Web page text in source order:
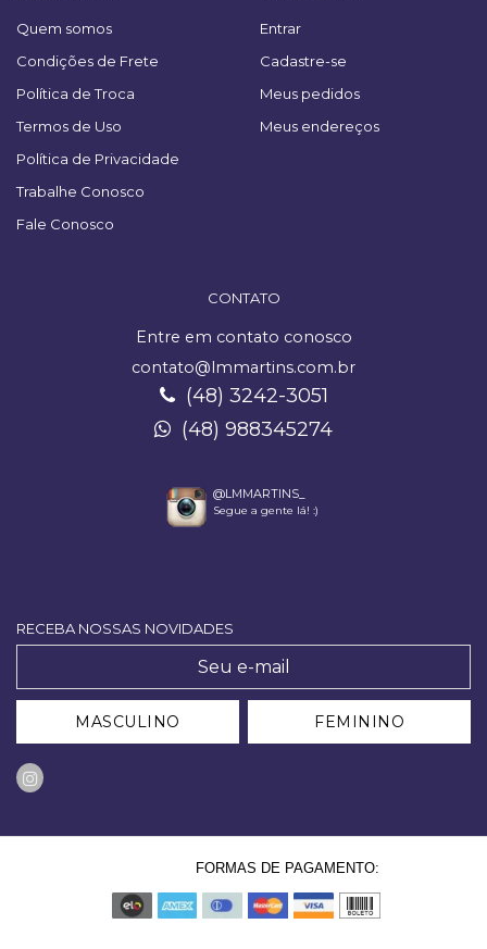
Quem somos
Condições de Frete
Política de Troca
Termos de Uso
Política de Privacidade
Trabalhe Conosco
Fale Conosco
Entrar
Cadastre-se
Meus pedidos
Meus endereços
CONTATO
Entre em contato conosco
contato@lmmartins.com.br
(48) 3242-3051
(48) 988345274
@LMMARTINS_
Segue a gente lá! :)
RECEBA NOSSAS NOVIDADES
MASCULINO FEMININO
FORMAS DE PAGAMENTO: